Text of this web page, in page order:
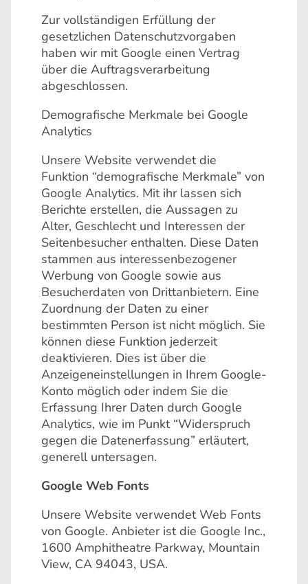
Zur vollständigen Erfüllung der
gesetzlichen Datenschutzvorgaben
haben wir mit Google einen Vertrag
über die Auftragsverarbeitung
abgeschlossen.
Demografische Merkmale bei Google
Analytics
Unsere Website verwendet die
Funktion “demografische Merkmale” von
Google Analytics. Mit ihr lassen sich
Berichte erstellen, die Aussagen zu
Alter, Geschlecht und Interessen der
Seitenbesucher enthalten. Diese Daten
stammen aus interessenbezogener
Werbung von Google sowie aus
Besucherdaten von Drittanbietern. Eine
Zuordnung der Daten zu einer
bestimmten Person ist nicht möglich. Sie
können diese Funktion jederzeit
deaktivieren. Dies ist über die
Anzeigeneinstellungen in Ihrem Google-
Konto möglich oder indem Sie die
Erfassung Ihrer Daten durch Google
Analytics, wie im Punkt “Widerspruch
gegen die Datenerfassung” erläutert,
generell untersagen.
Google Web Fonts
Unsere Website verwendet Web Fonts
von Google. Anbieter ist die Google Inc.,
1600 Amphitheatre Parkway, Mountain
View, CA 94043, USA.